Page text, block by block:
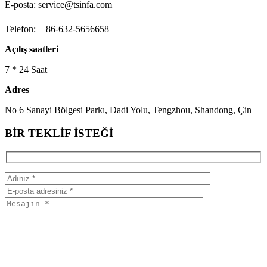
E-posta: service@tsinfa.com
Telefon: + 86-632-5656658
Açılış saatleri
7 * 24 Saat
Adres
No 6 Sanayi Bölgesi Parkı, Dadi Yolu, Tengzhou, Shandong, Çin
BİR TEKLİF İSTEĞİ